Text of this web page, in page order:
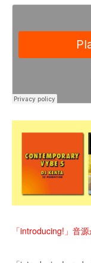
「introducing!」音